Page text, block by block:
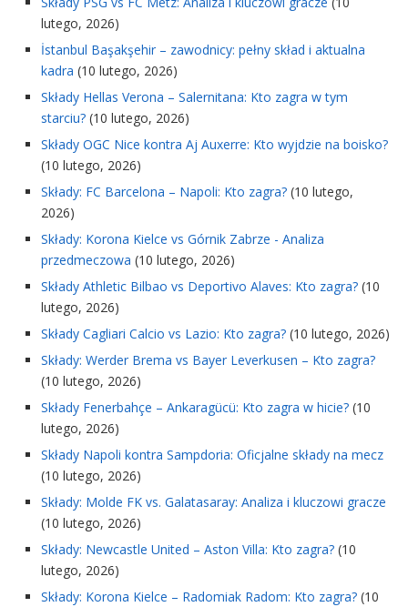
lutego, 2026)
İstanbul Başakşehir – zawodnicy: pełny skład i aktualna
kadra (10 lutego, 2026)
Składy Hellas Verona – Salernitana: Kto zagra w tym
starciu? (10 lutego, 2026)
Składy OGC Nice kontra Aj Auxerre: Kto wyjdzie na boisko?
(10 lutego, 2026)
Składy: FC Barcelona – Napoli: Kto zagra? (10 lutego,
2026)
Składy: Korona Kielce vs Górnik Zabrze - Analiza
przedmeczowa (10 lutego, 2026)
Składy Athletic Bilbao vs Deportivo Alaves: Kto zagra? (10
lutego, 2026)
Składy Cagliari Calcio vs Lazio: Kto zagra? (10 lutego, 2026)
Składy: Werder Brema vs Bayer Leverkusen – Kto zagra?
(10 lutego, 2026)
Składy Fenerbahçe – Ankaragücü: Kto zagra w hicie? (10
lutego, 2026)
Składy Napoli kontra Sampdoria: Oficjalne składy na mecz
(10 lutego, 2026)
Składy: Molde FK vs. Galatasaray: Analiza i kluczowi gracze
(10 lutego, 2026)
Składy: Newcastle United – Aston Villa: Kto zagra? (10
lutego, 2026)
Składy: Korona Kielce – Radomiak Radom: Kto zagra? (10